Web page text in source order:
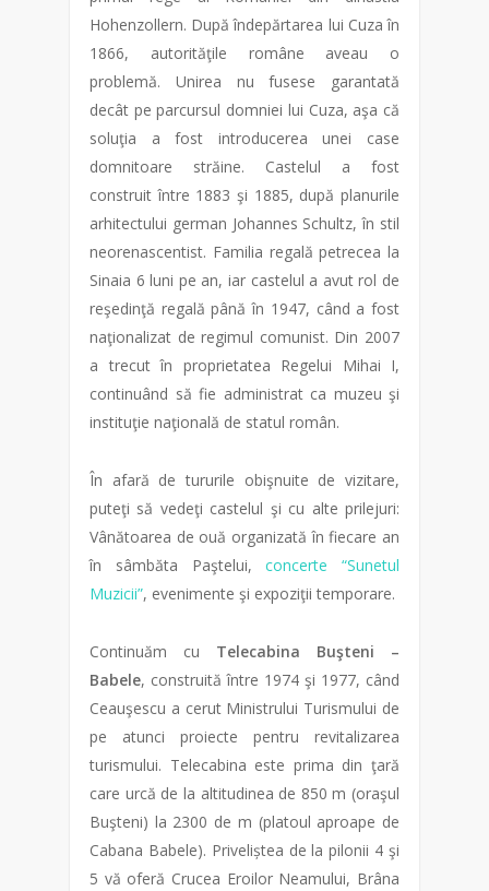
Hohenzollern. După îndepărtarea lui Cuza în
1866, autorităţile române aveau o
problemă. Unirea nu fusese garantată
decât pe parcursul domniei lui Cuza, aşa că
soluţia a fost introducerea unei case
domnitoare străine. Castelul a fost
construit între 1883 şi 1885, după planurile
arhitectului german Johannes Schultz, în stil
neorenascentist. Familia regală petrecea la
Sinaia 6 luni pe an, iar castelul a avut rol de
reşedinţă regală până în 1947, când a fost
naţionalizat de regimul comunist. Din 2007
a trecut în proprietatea Regelui Mihai I,
continuând să fie administrat ca muzeu şi
instituţie naţională de statul român.
În afară de tururile obişnuite de vizitare,
puteţi să vedeţi castelul şi cu alte prilejuri:
Vânătoarea de ouă organizată în fiecare an
în sâmbăta Paştelui,concerte “Sunetul
Muzicii”, evenimente şi expoziţii temporare.
Continuăm cu Telecabina Buşteni –
Babele, construită între 1974 şi 1977, când
Ceauşescu a cerut Ministrului Turismului de
pe atunci proiecte pentru revitalizarea
turismului. Telecabina este prima din ţară
care urcă de la altitudinea de 850 m (oraşul
Buşteni) la 2300 de m (platoul aproape de
Cabana Babele). Priveliștea de la pilonii 4 şi
5 vă oferă Crucea Eroilor Neamului, Brâna